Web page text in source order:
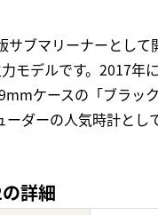
ブマリーナーとし
モデルです。2017年
ケースの「ブラ
ダーの人気時計とし
詳細